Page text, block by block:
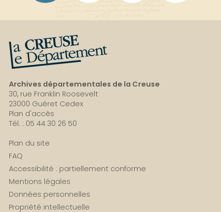
La Creuse, le département
Archives départementales de la Creuse
30, rue Franklin Roosevelt
23000 Guéret Cedex
Plan d'accès
Tél. : 05 44 30 26 50
Plan du site
FAQ
Accessibilité : partiellement conforme
Mentions légales
Données personnelles
Propriété intellectuelle